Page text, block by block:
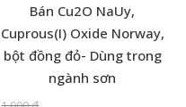
Bán Cu2O NaUy,
Cuprous(I) Oxide Norway,
bột đồng đỏ- Dùng trong
ngành sơn